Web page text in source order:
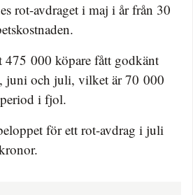
rot-avdraget i maj i år från 30
475 000 köpare fått godkänt
juni och juli, vilket är 70 000
i fjol.
för ett rot-avdrag i juli